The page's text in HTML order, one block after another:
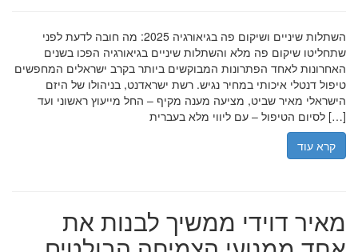
השתלות שיניים ושיקום פה בגיאורגיה 2025: מה חובה לדעת לפני
שתחליטו שיקום פה מלא והשתלות שיניים בגיאורגיה הפכו בשנים
האחרונות לאחד הפתרונות המבוקשים ביותר בקרב ישראלים המחפשים
טיפול דנטלי איכותי במחיר נגיש. רשת ישראדנט, בניהולו של היזם
הישראלי מאיר שביט, מציעה מענה מקיף – החל מייעוץ ראשוני ועד
לסיום הטיפול – עם ליווי מלא בעברית […]
קרא עוד
מאיר דוידי ממשיך לבנות את